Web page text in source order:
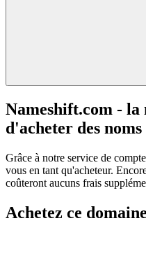
Nameshift.com - la
d'acheter des
Grâce à notre service de
vous en tant qu'acheteur.
coûteront aucuns frais
Achetez ce domaine